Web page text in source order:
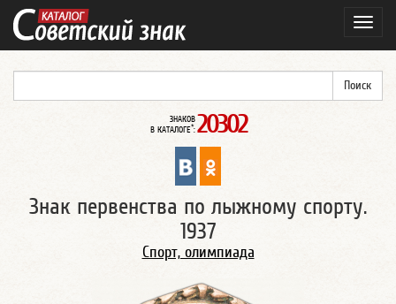
ЗНАКОВ
В КАТАЛОГЕ*: 20302
Знак первенства по лыжному спорту.
1937
Спорт, олимпиада